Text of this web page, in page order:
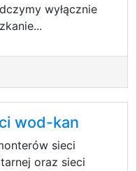
wyłącznie
wod-kan
sieci
oraz sieci